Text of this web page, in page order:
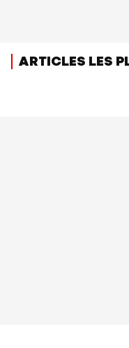
ARTICLES LES